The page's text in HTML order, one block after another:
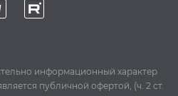
информационный характер
публичной офертой, (ч. 2 ст.